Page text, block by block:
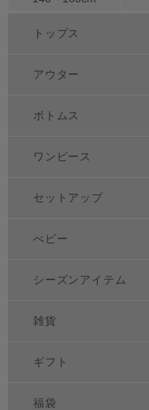
トップス
アウター
ボトムス
ワンピース
セットアップ
べビー
シーズンアイテム
雑貨
ギフト
福袋